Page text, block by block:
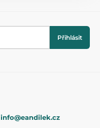
Přihlásit
info@eandilek.cz